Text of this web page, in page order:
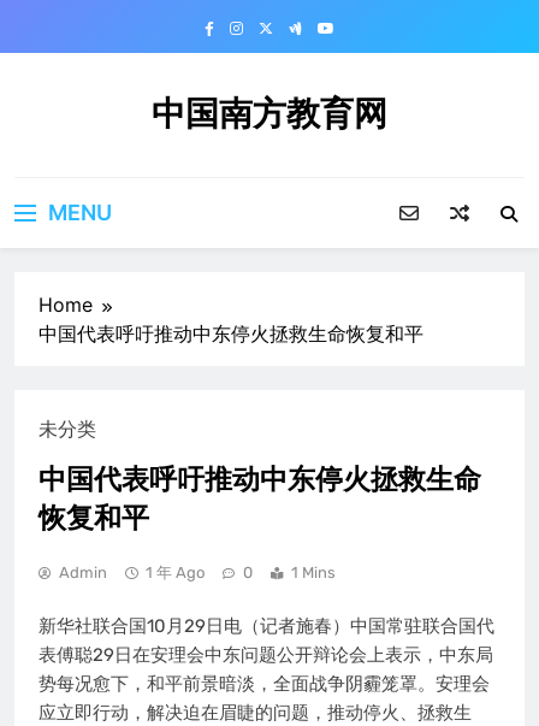
中国南方教育网
MENU
Home
中国代表呼吁推动中东停火拯救生命恢复和平
未分类
中国代表呼吁推动中东停火拯救生命
恢复和平
Admin 1 年 Ago 0 1 Mins
新华社联合国10月29日电（记者施春）中国常驻联合国代
表傅聪29日在安理会中东问题公开辩论会上表示，中东局
势每况愈下，和平前景暗淡，全面战争阴霾笼罩。安理会
应立即行动，解决迫在眉睫的问题，推动停火、拯救生